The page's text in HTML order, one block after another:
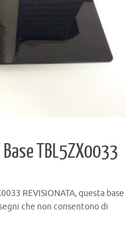
Base TBL5ZX0033
REVISIONATA, questa base
che non consentono di